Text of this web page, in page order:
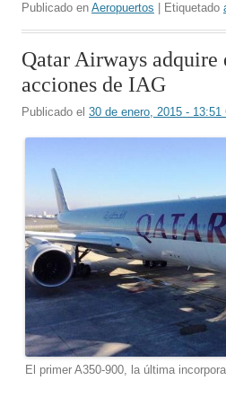
Publicado en Aeropuertos | Etiquetado
Qatar Airways adquire
acciones de IAG
Publicado el 30 de enero, 2015 - 13:51
El primer A350-900, la última